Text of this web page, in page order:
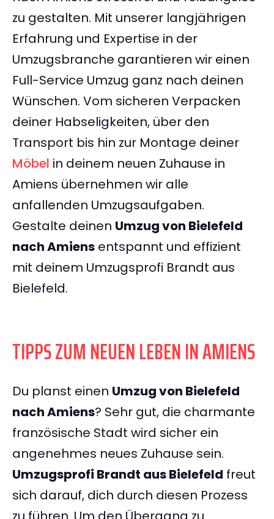
zu gestalten. Mit unserer langjährigen
Erfahrung und Expertise in der
Umzugsbranche garantieren wir einen
Full-Service Umzug ganz nach deinen
Wünschen. Vom sicheren Verpacken
deiner Habseligkeiten, über den
Transport bis hin zur Montage deiner
Möbel in deinem neuen Zuhause in
Amiens übernehmen wir alle
anfallenden Umzugsaufgaben.
Gestalte deinen Umzug von Bielefeld
nach Amiens entspannt und effizient
mit deinem Umzugsprofi Brandt aus
Bielefeld.
TIPPS ZUM NEUEN LEBEN IN AMIENS
Du planst einen Umzug von Bielefeld
nach Amiens? Sehr gut, die charmante
französische Stadt wird sicher ein
angenehmes neues Zuhause sein.
Umzugsprofi Brandt aus Bielefeld freut
sich darauf, dich durch diesen Prozess